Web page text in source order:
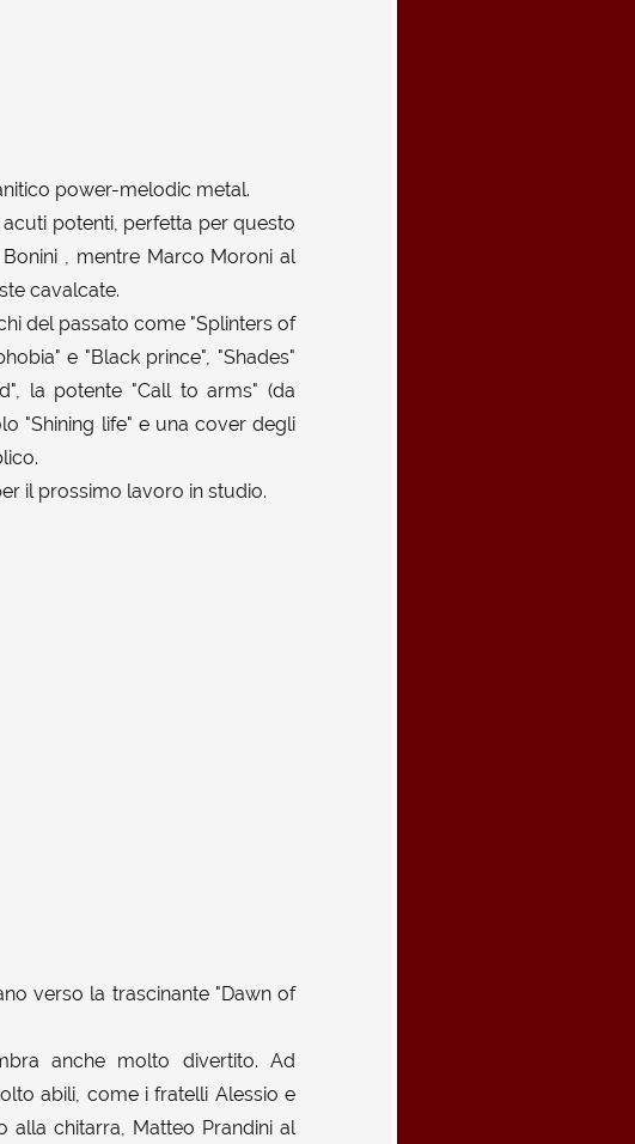
power-melodic metal.
potenti, perfetta per questo
, mentre Marco Moroni al
cavalcate.
del passato come "Splinters of
e "Black prince", "Shades"
la potente "Call to arms" (da
"Shining life" e una cover degli
il prossimo lavoro in studio.
verso la trascinante "Dawn of
anche molto divertito. Ad
abili, come i fratelli Alessio e
alla chitarra, Matteo Prandini al